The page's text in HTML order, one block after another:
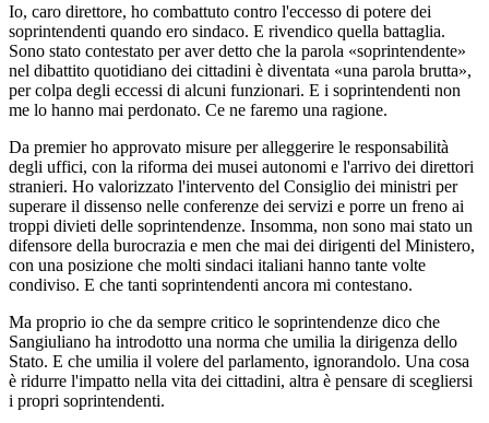
Io, caro direttore, ho combattuto contro l'eccesso di potere dei
soprintendenti quando ero sindaco. E rivendico quella battaglia.
Sono stato contestato per aver detto che la parola «soprintendente»
nel dibattito quotidiano dei cittadini è diventata «una parola brutta»,
per colpa degli eccessi di alcuni funzionari. E i soprintendenti non
me lo hanno mai perdonato. Ce ne faremo una ragione.
Da premier ho approvato misure per alleggerire le responsabilità
degli uffici, con la riforma dei musei autonomi e l'arrivo dei direttori
stranieri. Ho valorizzato l'intervento del Consiglio dei ministri per
superare il dissenso nelle conferenze dei servizi e porre un freno ai
troppi divieti delle soprintendenze. Insomma, non sono mai stato un
difensore della burocrazia e men che mai dei dirigenti del Ministero,
con una posizione che molti sindaci italiani hanno tante volte
condiviso. E che tanti soprintendenti ancora mi contestano.
Ma proprio io che da sempre critico le soprintendenze dico che
Sangiuliano ha introdotto una norma che umilia la dirigenza dello
Stato. E che umilia il volere del parlamento, ignorandolo. Una cosa
è ridurre l'impatto nella vita dei cittadini, altra è pensare di scegliersi
i propri soprintendenti.